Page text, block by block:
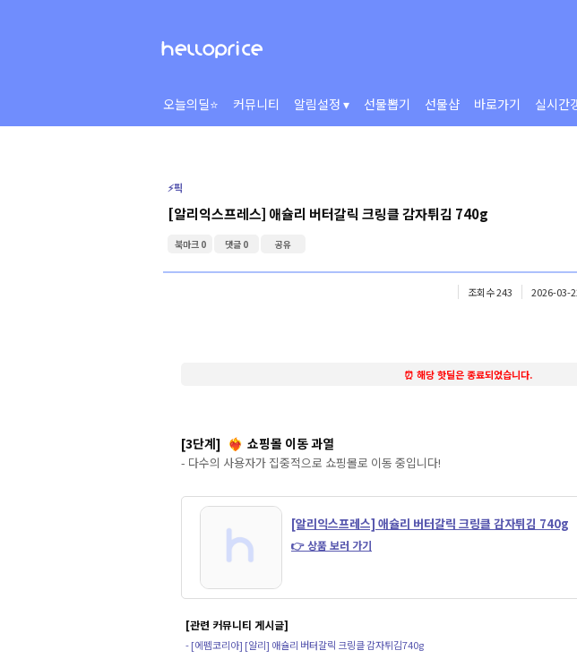
오늘의딜⭐ 커뮤니티 알림설정 ▾ 선물뽑기 선물샵 바로가기 실시간
⚡️픽
[알리익스프레스] 애슐리 버터갈릭 크링클 감자튀김 740g
북마크 0 댓글 0 공유
조회수 243 2026-03-
⏰ 해당 핫딜은 종료되었습니다.
[3단계] ❤️‍🔥 쇼핑몰 이동 과열
- 다수의 사용자가 집중적으로 쇼핑몰로 이동 중입니다!
[알리익스프레스] 애슐리 버터갈릭 크링클 감자튀김 740g
👉 상품 보러 가기
[관련 커뮤니티 게시글]
- [에펨코리아] [알리] 애슐리 버터갈릭 크링클 감자튀김740g